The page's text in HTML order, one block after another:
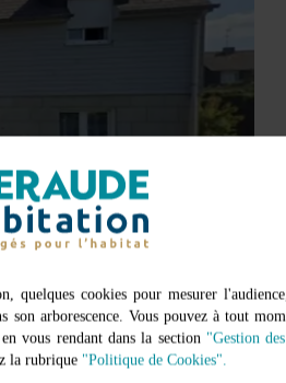
quelques cookies pour mesurer
son arborescence. Vous pouvez à tout
vous rendant dans la section "Gestion
la rubrique "Politique de Cookies".